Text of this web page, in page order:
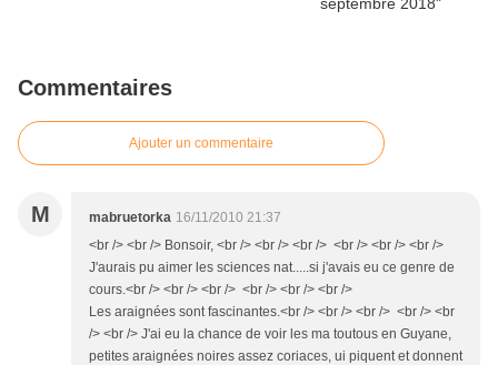
Commentaires
Ajouter un commentaire
M mabruetorka 16/11/2010 21:37
<br /> <br /> Bonsoir, <br /> <br /> <br /> <br /> <br /> <br />
J'aurais pu aimer les sciences nat.....si j'avais eu ce genre de
cours.<br /> <br /> <br /> <br /> <br /> <br />
Les araignées sont fascinantes.<br /> <br /> <br /> <br /> <br
/> <br /> J'ai eu la chance de voir les ma toutous en Guyane,
petites araignées noires assez coriaces, ui piquent et donnent